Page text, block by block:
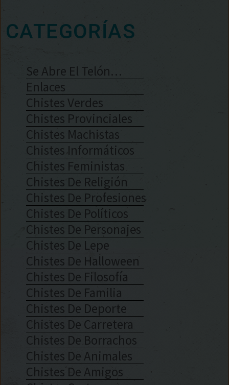
CATEGORÍAS
Se Abre El Telón…
Enlaces
Chistes Verdes
Chistes Provinciales
Chistes Machistas
Chistes Informáticos
Chistes Feministas
Chistes De Religión
Chistes De Profesiones
Chistes De Políticos
Chistes De Personajes
Chistes De Lepe
Chistes De Halloween
Chistes De Filosofía
Chistes De Familia
Chistes De Deporte
Chistes De Carretera
Chistes De Borrachos
Chistes De Animales
Chistes De Amigos